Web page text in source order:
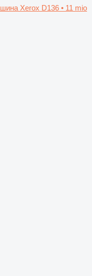
Xerox D136 • 11 mio